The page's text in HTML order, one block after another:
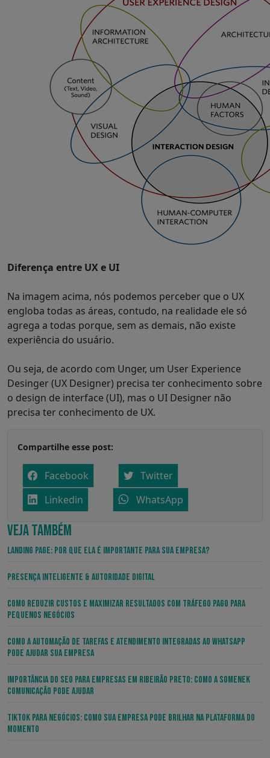
Diferença entre UX e UI
Na imagem acima, nós podemos perceber que o UX
engloba todas as áreas, contudo, na realidade ele só
agrega a todas porque, sem as demais, não existe
experiência do usuário.
Ou seja, de acordo com Unger, um User Experience
Desinger (UX Designer) precisa ter conhecimento sobre
o design de interface (UI), mas o UI Designer não
precisa ter conhecimento de UX.
Compartilhe esse post:
Facebook
Twitter
Linkedin
WhatsApp
VEJA TAMBÉM
Landing Page: por que ela é importante para sua empresa?
Presença Inteligente & Autoridade Digital
Como Reduzir Custos e Maximizar Resultados com Tráfego Pago para
Pequenos Negócios
Como a Automação de Tarefas e Atendimento Integradas ao WhatsApp
pode Ajudar sua Empresa
Importância do SEO para Empresas em Ribeirão Preto: Como a Somenek
Comunicação Pode Ajudar
TikTok para Negócios: Como sua Empresa pode Brilhar na Plataforma do
Momento